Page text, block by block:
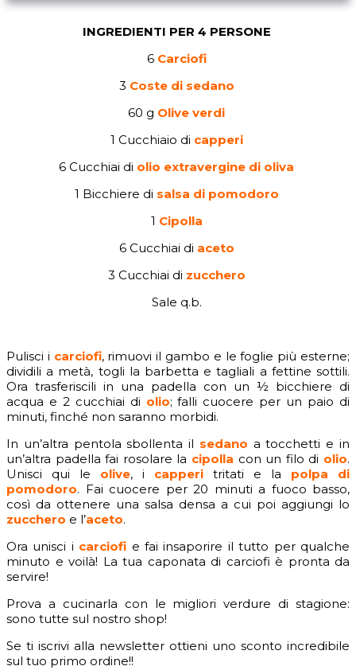
INGREDIENTI PER 4 PERSONE
6 Carciofi
3 Coste di sedano
60 g Olive verdi
1 Cucchiaio di capperi
6 Cucchiai di olio extravergine di oliva
1 Bicchiere di salsa di pomodoro
1 Cipolla
6 Cucchiai di aceto
3 Cucchiai di zucchero
Sale q.b.
Pulisci i carciofi, rimuovi il gambo e le foglie più esterne;
dividili a metà, togli la barbetta e tagliali a fettine sottili.
Ora trasferiscili in una padella con un ½ bicchiere di
acqua e 2 cucchiai di olio; falli cuocere per un paio di
minuti, finché non saranno morbidi.
In un’altra pentola sbollenta il sedano a tocchetti e in
un’altra padella fai rosolare la cipolla con un filo di olio.
Unisci qui le olive, i capperi tritati e la polpa di
pomodoro. Fai cuocere per 20 minuti a fuoco basso,
così da ottenere una salsa densa a cui poi aggiungi lo
zucchero e l’aceto.
Ora unisci i carciofi e fai insaporire il tutto per qualche
minuto e voilà! La tua caponata di carciofi è pronta da
servire!
Prova a cucinarla con le migliori verdure di stagione:
sono tutte sul nostro shop!
Se ti iscrivi alla newsletter ottieni uno sconto incredibile
sul tuo primo ordine!!